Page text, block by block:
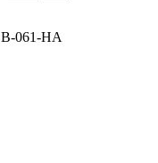
061-HA